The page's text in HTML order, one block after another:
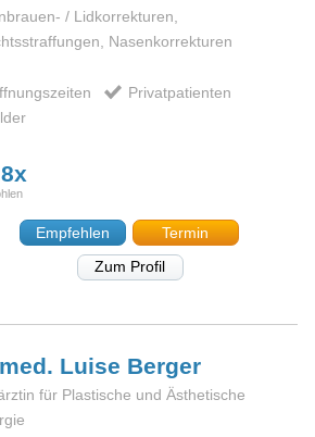
/ Lidkorrekturen,
Nasenkorrekturen
Privatpatienten
8x
Empfehlen
Termin
Zum Profil
Luise Berger
für Plastische und Ästhetische